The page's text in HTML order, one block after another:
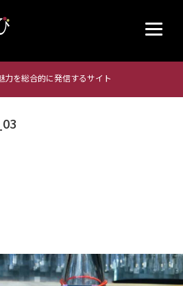
力を総合的に発信するサイト